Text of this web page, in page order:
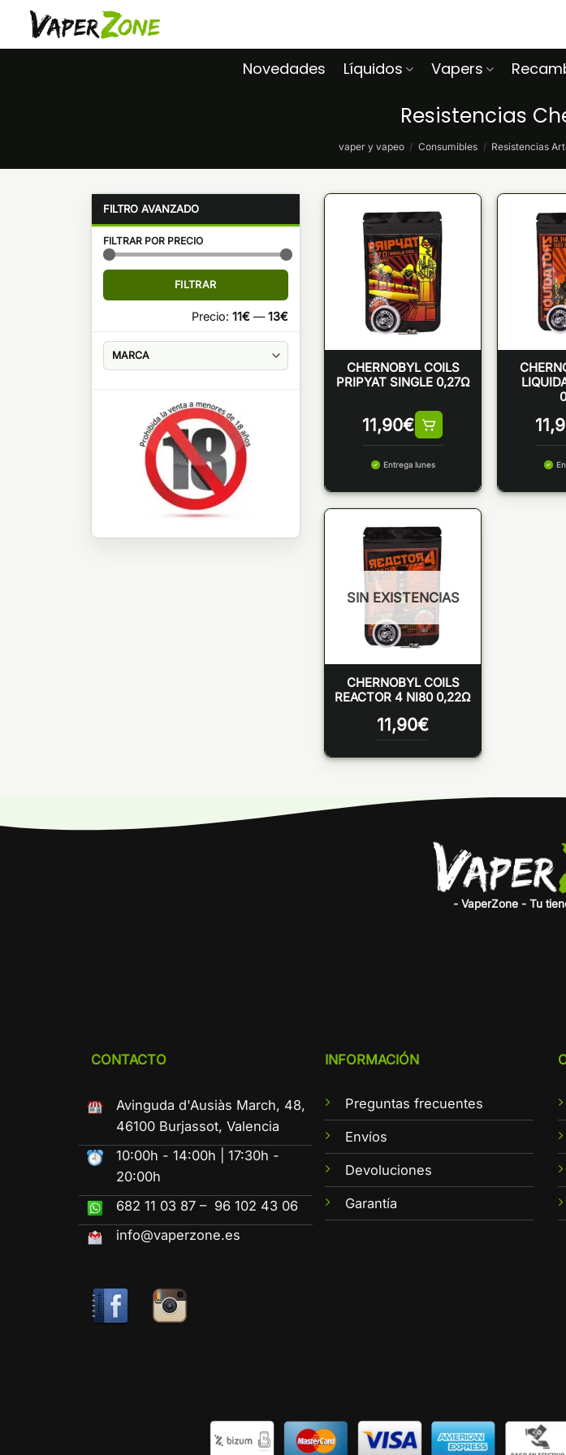
Saltar
contenido
Novedades Líquidos Vapers
Resistencias
vaper y vapeo / Consumibles / Resistencias
FILTRAR POR PRECIO
Precio
Precio
FILTRAR
Precio: 11€—13€
CHERNOBYL COILS
PRIPYAT SINGLE 0,27Ω
11,90€
Entrega lunes
SIN EXISTENCIAS
CHERNOBYL COILS
REACTOR 4 NI80 0,22Ω
11,90€
- VaperZone - Tu
CONTACTO
Avinguda d'Ausiàs March, 48,
46100 Burjassot, Valencia
10:00h - 14:00h | 17:30h -
20:00h
682 11 03 87 – 96 102 43 06
info@vaperzone.es
INFORMACIÓN
Preguntas frecuentes
Envíos
Devoluciones
Garantía